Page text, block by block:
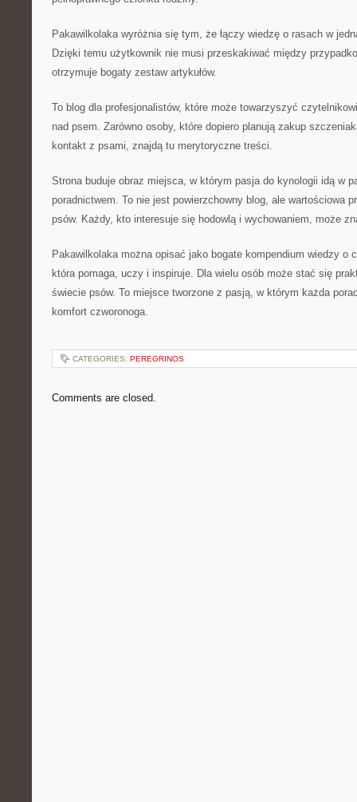
Pakawilkolaka wyróżnia się tym, że łączy wiedzę o rasach w
Dzięki temu użytkownik nie musi przeskakiwać między
otrzymuje bogaty zestaw artykułów.
To blog dla profesjonalistów, które może towarzyszyć
nad psem. Zarówno osoby, które dopiero planują zakup
kontakt z psami, znajdą tu merytoryczne treści.
Strona buduje obraz miejsca, w którym pasja do kynologii idą w
poradnictwem. To nie jest powierzchowny blog, ale wartościowa
psów. Każdy, kto interesuje się hodowlą i wychowaniem, może
Pakawilkolaka można opisać jako bogate kompendium wiedzy o
która pomaga, uczy i inspiruje. Dla wielu osób może stać się
świecie psów. To miejsce tworzone z pasją, w którym każda
komfort czworonoga.
CATEGORIES: PEREGRINOS
Comments are closed.